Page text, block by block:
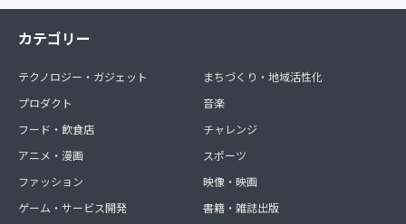
カテゴリー
テクノロジー・ガジェット
プロダクト
フード・飲食店
アニメ・漫画
ファッション
ゲーム・サービス開発
まちづくり・地域活性化
音楽
チャレンジ
スポーツ
映像・映画
書籍・雑誌出版